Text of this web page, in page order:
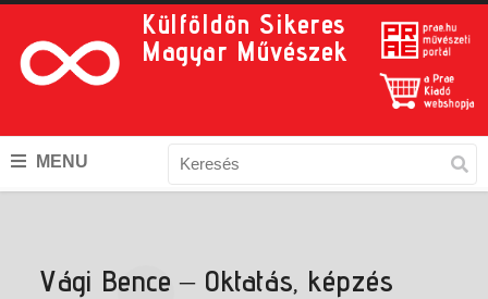
Külföldön Sikeres
Magyar Művészek
MENU
Vági Bence – Oktatás, képzés